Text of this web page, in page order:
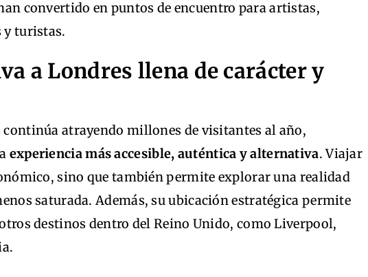
convertido en puntos de encuentro para artistas,
y turistas.
a Londres llena de carácter y
atrayendo millones de visitantes al año,
experiencia más accesible, auténtica y alternativa. Viajar
sino que también permite explorar una realidad
saturada. Además, su ubicación estratégica permite
destinos dentro del Reino Unido, como Liverpool,